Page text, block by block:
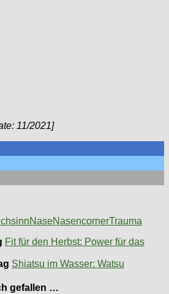
11/2021]
NaseNasencornerTrauma
Fit für den Herbst: Power für das
Shiatsu im Wasser: Watsu
gefallen …